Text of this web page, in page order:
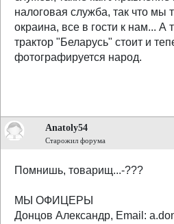
налоговая служба, так что мы
окраина, все в гости к нам... А
трактор "Беларусь" стоит и
фотографируется народ.
Anatoly54
Старожил форума
Помнишь, товарищ...-???
МЫ ОФИЦЕРЫ
Донцов Александр, Email: